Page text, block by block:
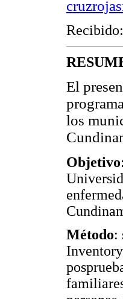
El
los
Objetivo
Método: